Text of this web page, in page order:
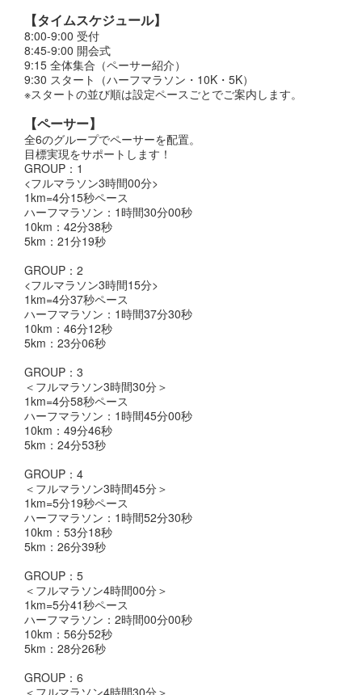
【タイムスケジュール】
8:00-9:00 受付
8:45-9:00 開会式
9:15 全体集合（ペーサー紹介）
9:30 スタート（ハーフマラソン・10K・5K）
※スタートの並び順は設定ペースごとでご案内します。
【ペーサー】
全6のグループでペーサーを配置。
目標実現をサポートします！
GROUP：1
<フルマラソン3時間00分>
1km=4分15秒ペース
ハーフマラソン：1時間30分00秒
10km：42分38秒
5km：21分19秒
GROUP：2
<フルマラソン3時間15分>
1km=4分37秒ペース
ハーフマラソン：1時間37分30秒
10km：46分12秒
5km：23分06秒
GROUP：3
＜フルマラソン3時間30分＞
1km=4分58秒ペース
ハーフマラソン：1時間45分00秒
10km：49分46秒
5km：24分53秒
GROUP：4
＜フルマラソン3時間45分＞
1km=5分19秒ペース
ハーフマラソン：1時間52分30秒
10km：53分18秒
5km：26分39秒
GROUP：5
＜フルマラソン4時間00分＞
1km=5分41秒ペース
ハーフマラソン：2時間00分00秒
10km：56分52秒
5km：28分26秒
GROUP：6